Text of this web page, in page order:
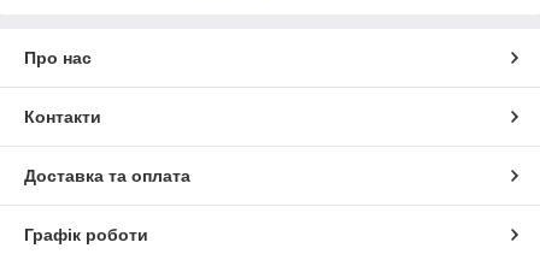
Про нас
Контакти
Доставка та оплата
Графік роботи